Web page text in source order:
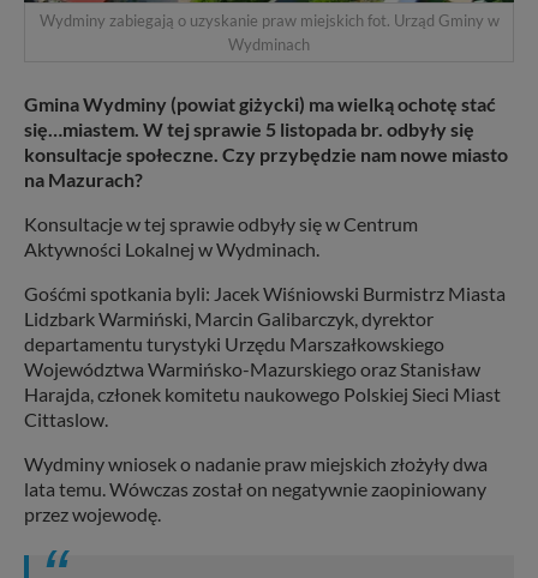
Wydminy zabiegają o uzyskanie praw miejskich fot. Urząd Gminy w
Wydminach
Gmina Wydminy (powiat giżycki) ma wielką ochotę stać
się…miastem. W tej sprawie 5 listopada br. odbyły się
konsultacje społeczne. Czy przybędzie nam nowe miasto
na Mazurach?
Konsultacje w tej sprawie odbyły się w Centrum
Aktywności Lokalnej w Wydminach.
Gośćmi spotkania byli: Jacek Wiśniowski Burmistrz Miasta
Lidzbark Warmiński, Marcin Galibarczyk, dyrektor
departamentu turystyki Urzędu Marszałkowskiego
Województwa Warmińsko-Mazurskiego oraz Stanisław
Harajda, członek komitetu naukowego Polskiej Sieci Miast
Cittaslow.
Wydminy wniosek o nadanie praw miejskich złożyły dwa
lata temu. Wówczas został on negatywnie zaopiniowany
przez wojewodę.